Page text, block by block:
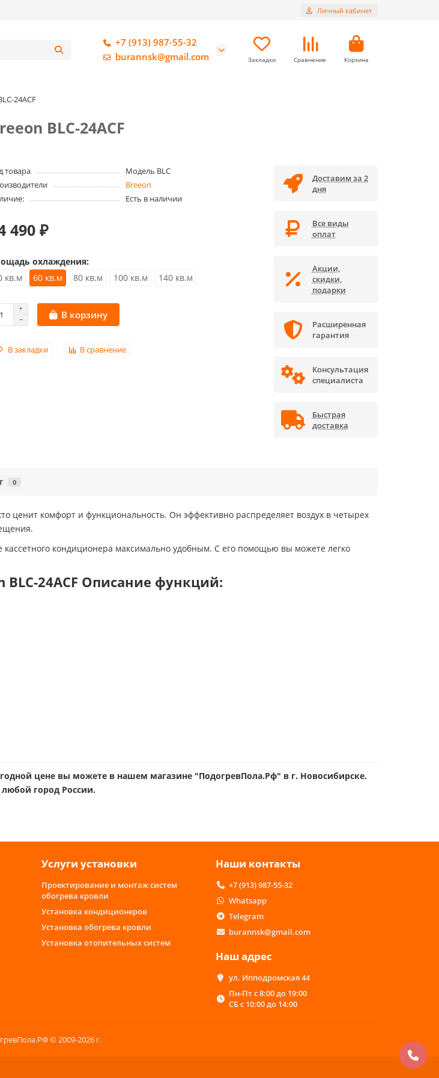
Личный кабинет
+7 (913) 987-55-32
burannsk@gmail.com
Закладки Сравнение Корзина
24ACF
BLC-24ACF
товара
Модель BLC
Breeon
Есть в наличии
490 ₽
охлаждения:
кв.м
60 кв.м 80 кв.м 100 кв.м 140 кв.м
В корзину
В закладки В сравнение
Доставим за 2
дня
Все виды
оплат
Акции,
скидки,
подарки
Расширенная
гарантия
Консультация
специалиста
Быстрая
доставка
0
ценит комфорт и функциональность. Он эффективно распределяет воздух в четырех
кондиционера максимально удобным. С его помощью вы можете легко
24ACF Описание функций:
цене вы можете в нашем магазине "ПодогревПола.Рф" в г. Новосибирске.
город России.
Услуги установки
Проектирование и монтаж систем
обогрева кровли
Установка кондиционеров
Установка обогрева кровли
Установка отопительных систем
Наши контакты
+7 (913) 987-55-32
Whatsapp
Telegram
burannsk@gmail.com
Наш адрес
ул. Ипподромская 44
Пн-Пт с 8:00 до 19:00
СБ с 10:00 до 14:00
© 2009-2026 г.